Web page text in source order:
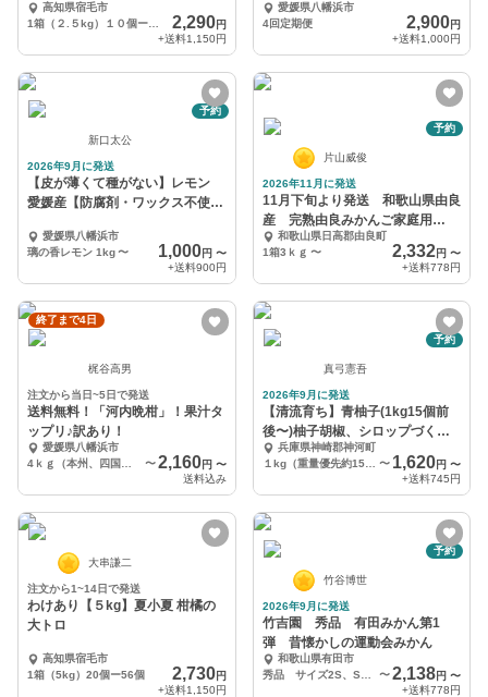
高知県宿毛市
2,290円
+送料1,150円
とか【定期便】
愛媛県八幡浜市
4回定期便
2,900円
+送料1,000円
予約
新口太公
2026年9月に発送
【皮が薄くて種がない】レモン
愛媛産【防腐剤・ワックス不使
愛媛県八幡浜市
璃の香レモン 1kg〜 1,000円 〜
+送料900円
予約
片山威俊
2026年11月に発送
11月下旬より発送 和歌山県由良
産 完熟由良みかんご家庭用
3kg~（混サイズ）
和歌山県日高郡由良町
1箱3ｋｇ 〜 2,332円 〜
+送料778円
終了まで4日
梶谷高男
注文から当日~5日で発送
送料無料！「河内晩柑」！果汁タ
ップリ♪訳あり！
愛媛県八幡浜市
〜 2,160円 〜
送料込み
予約
真弓憲吾
2026年9月に発送
【清流育ち】青柚子(1kg15個前
後〜)柚子胡椒、シロップづくり
にいかが？
兵庫県神崎郡神河町
１kg（重量優先約15個前後）
〜 1,620円 〜
+送料745円
大串謙二
注文から1~14日で発送
わけあり【５kg】夏小夏 柑橘の
大トロ
高知県宿毛市
1箱（5kg）20個ー56個
2,730円
+送料1,150円
予約
竹谷博世
2026年9月に発送
竹吉園 秀品 有田みかん第1
弾 昔懐かしの運動会みかん
和歌山県有田市
秀品 サイズ2S、S混合🍊箱込み3キロ(実質約2、8キロ)40個〜50個ぐらい
〜2,138円 〜
+送料778円